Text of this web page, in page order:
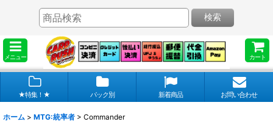
メニュー カート
検索
★特集！★ パック別 新着商品 お問い合わせ
ホーム > MTG:統率者 > Commander